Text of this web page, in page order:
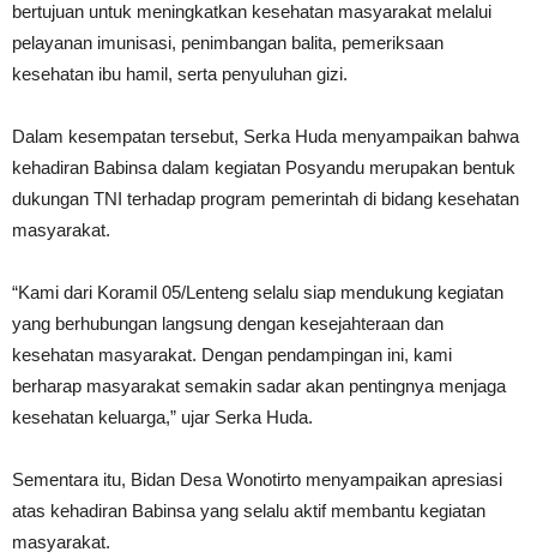
bertujuan untuk meningkatkan kesehatan masyarakat melalui
pelayanan imunisasi, penimbangan balita, pemeriksaan
kesehatan ibu hamil, serta penyuluhan gizi.
Dalam kesempatan tersebut, Serka Huda menyampaikan bahwa
kehadiran Babinsa dalam kegiatan Posyandu merupakan bentuk
dukungan TNI terhadap program pemerintah di bidang kesehatan
masyarakat.
“Kami dari Koramil 05/Lenteng selalu siap mendukung kegiatan
yang berhubungan langsung dengan kesejahteraan dan
kesehatan masyarakat. Dengan pendampingan ini, kami
berharap masyarakat semakin sadar akan pentingnya menjaga
kesehatan keluarga,” ujar Serka Huda.
Sementara itu, Bidan Desa Wonotirto menyampaikan apresiasi
atas kehadiran Babinsa yang selalu aktif membantu kegiatan
masyarakat.